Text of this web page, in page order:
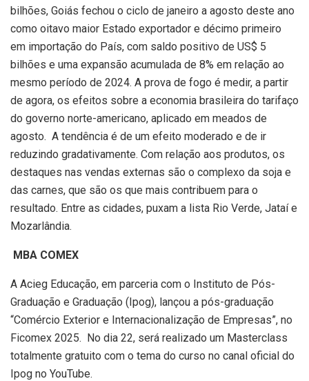
bilhões, Goiás fechou o ciclo de janeiro a agosto deste ano
como oitavo maior Estado exportador e décimo primeiro
em importação do País, com saldo positivo de US$ 5
bilhões e uma expansão acumulada de 8% em relação ao
mesmo período de 2024. A prova de fogo é medir, a partir
de agora, os efeitos sobre a economia brasileira do tarifaço
do governo norte-americano, aplicado em meados de
agosto. A tendência é de um efeito moderado e de ir
reduzindo gradativamente. Com relação aos produtos, os
destaques nas vendas externas são o complexo da soja e
das carnes, que são os que mais contribuem para o
resultado. Entre as cidades, puxam a lista Rio Verde, Jataí e
Mozarlândia.
MBA COMEX
A Acieg Educação, em parceria com o Instituto de Pós-
Graduação e Graduação (Ipog), lançou a pós-graduação
“Comércio Exterior e Internacionalização de Empresas”, no
Ficomex 2025. No dia 22, será realizado um Masterclass
totalmente gratuito com o tema do curso no canal oficial do
Ipog no YouTube.